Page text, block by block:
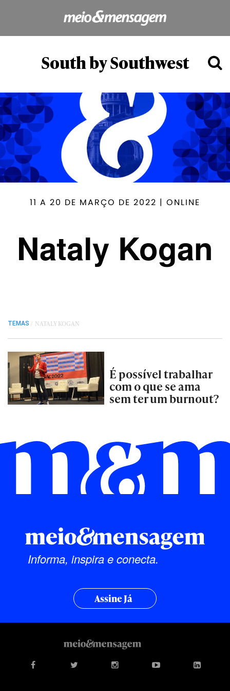
South by Southwest
11 A 20 DE MARÇO DE 2022 | ONLINE
Nataly Kogan
TEMAS / NATALY KOGAN
É possível trabalhar
com o que se ama
sem ter um burnout?
Informa, inspira e conecta.
Assine Já